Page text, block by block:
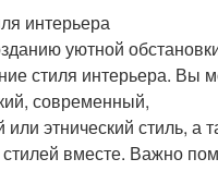
интерьера
уютной
стиля интерьера. Вы
современный,
этнический стиль, а
вместе. Важно